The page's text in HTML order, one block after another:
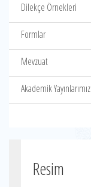
Dilekçe Örnekleri
Formlar
Mevzuat
Akademik Yayınlarımız
Resim